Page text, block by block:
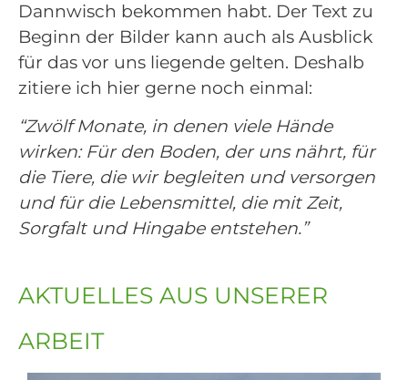
Dannwisch bekommen habt. Der Text zu
Beginn der Bilder kann auch als Ausblick
für das vor uns liegende gelten. Deshalb
zitiere ich hier gerne noch einmal:
“Zwölf Monate, in denen viele Hände
wirken: Für den Boden, der uns nährt, für
die Tiere, die wir begleiten und versorgen
und für die Lebensmittel, die mit Zeit,
Sorgfalt und Hingabe entstehen.”
AKTUELLES AUS UNSERER
ARBEIT